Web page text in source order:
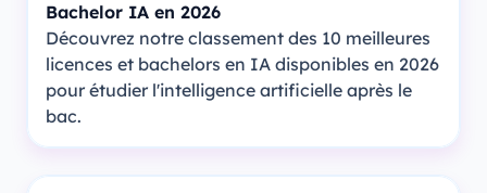
Bachelor IA en 2026
Découvrez notre classement des 10 meilleures
licences et bachelors en IA disponibles en 2026
pour étudier l'intelligence artificielle après le
bac.